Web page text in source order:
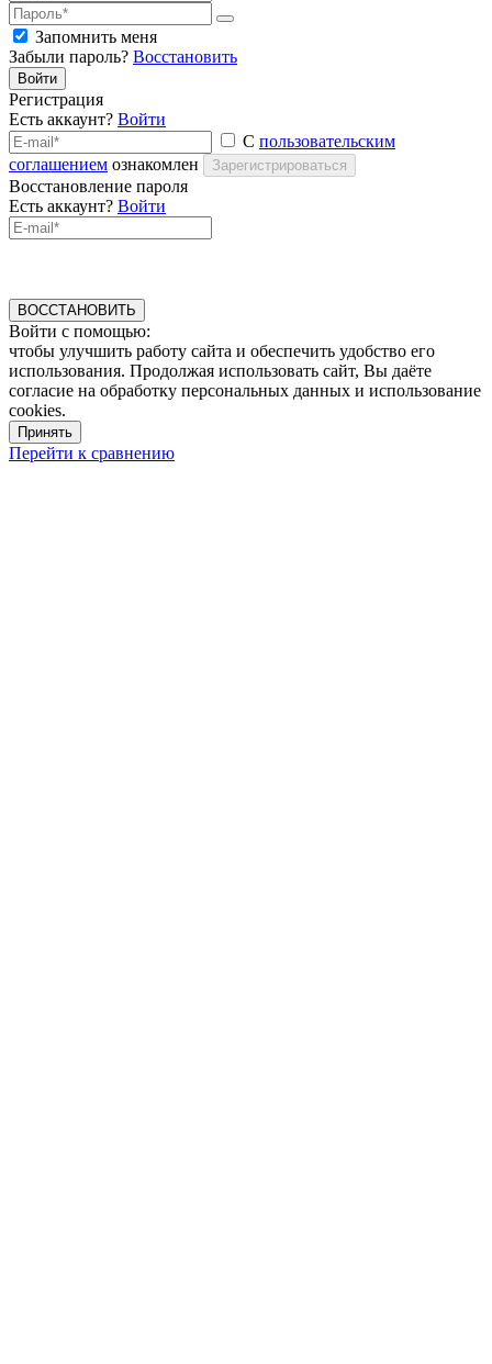
Запомнить меня
Забыли пароль? Восстановить
Войти
Регистрация
Есть аккаунт? Войти
С пользовательским
соглашением ознакомлен Зарегистрироваться
Восстановление пароля
Есть аккаунт? Войти
ВОССТАНОВИТЬ
Войти с помощью:
чтобы улучшить работу сайта и обеспечить удобство его
использования. Продолжая использовать сайт, Вы даёте
согласие на обработку персональных данных и использование
cookies.
Принять
Перейти к сравнению